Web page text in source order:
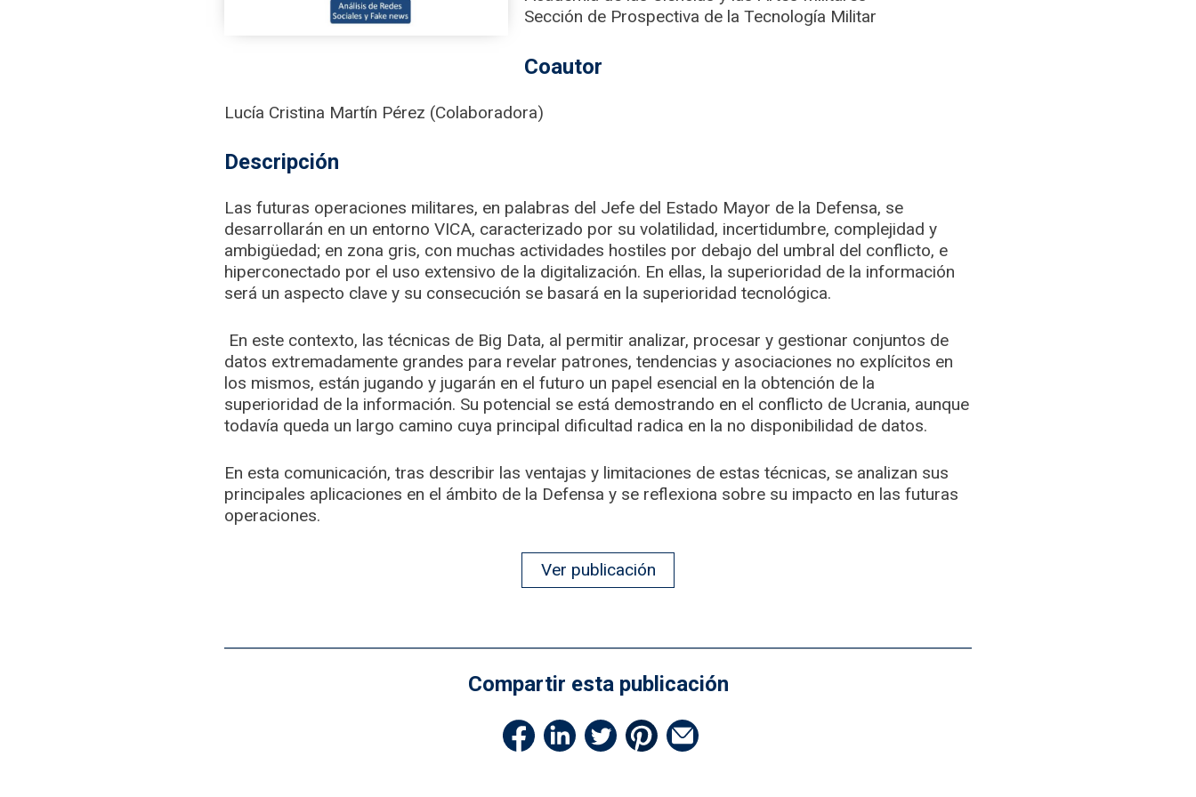
Sección de Prospectiva de la Tecnología Militar
Coautor
Lucía Cristina Martín Pérez (Colaboradora)
Descripción
Las futuras operaciones militares, en palabras del Jefe del Estado Mayor de la Defensa, se
desarrollarán en un entorno VICA, caracterizado por su volatilidad, incertidumbre, complejidad y
ambigüedad; en zona gris, con muchas actividades hostiles por debajo del umbral del conflicto, e
hiperconectado por el uso extensivo de la digitalización. En ellas, la superioridad de la información
será un aspecto clave y su consecución se basará en la superioridad tecnológica.
En este contexto, las técnicas de Big Data, al permitir analizar, procesar y gestionar conjuntos de
datos extremadamente grandes para revelar patrones, tendencias y asociaciones no explícitos en
los mismos, están jugando y jugarán en el futuro un papel esencial en la obtención de la
superioridad de la información. Su potencial se está demostrando en el conflicto de Ucrania, aunque
todavía queda un largo camino cuya principal dificultad radica en la no disponibilidad de datos.
En esta comunicación, tras describir las ventajas y limitaciones de estas técnicas, se analizan sus
principales aplicaciones en el ámbito de la Defensa y se reflexiona sobre su impacto en las futuras
operaciones.
Ver publicación
Compartir esta publicación